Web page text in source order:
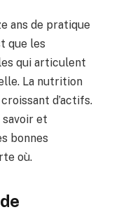
ans de pratique
que les
qui articulent
La nutrition
d’actifs.
savoir et
bonnes
où.